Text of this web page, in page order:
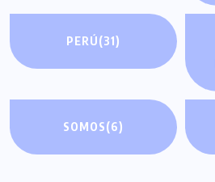
PERÚ(31)
SOMOS(6)